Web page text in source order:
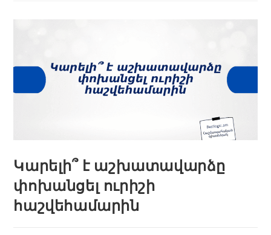
Կարելի՞ է աշխատավարձը
փոխանցել ուրիշի
հաշվեհամարին